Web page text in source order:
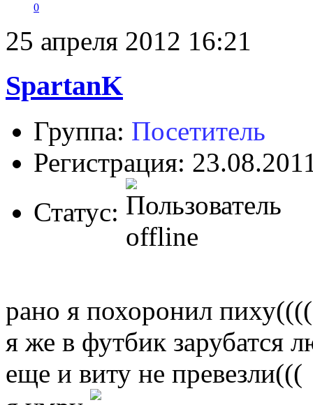
0
25 апреля 2012 16:21
SpartanK
Группа: Посетитель
Регистрация:
Статус:
рано я похоронил пиху((((
я же в футбик зарубатся
еще и виту не превезли(((